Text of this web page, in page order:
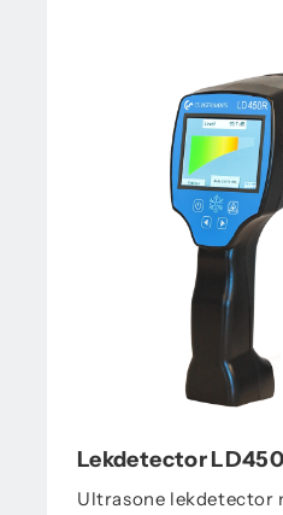
Lekdetector
Ultrasone lekdetector